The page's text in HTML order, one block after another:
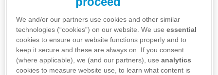
En tant qu’entreprise pharmaceutique, Pfizer
We and/or our partners use cookies and other similar
technologies (“cookies”) on our website. We useessential
cookies to ensure our website functions properly and to
keep it secure and these are always on. If you consent
(where applicable), we (and our partners), useanalytics
cookies to measure website use, to learn what content is